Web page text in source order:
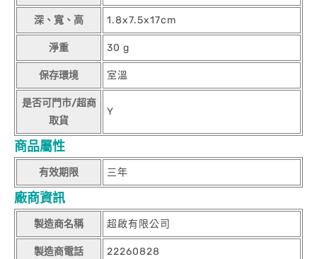
深、寬、高 1.8x7.5x17cm
淨重 30 g
保存環境 室溫
是否可門市/超商
取貨
Y
商品屬性
有效期限 三年
廠商資訊
製造商名稱 超啟有限公司
製造商電話 22260828